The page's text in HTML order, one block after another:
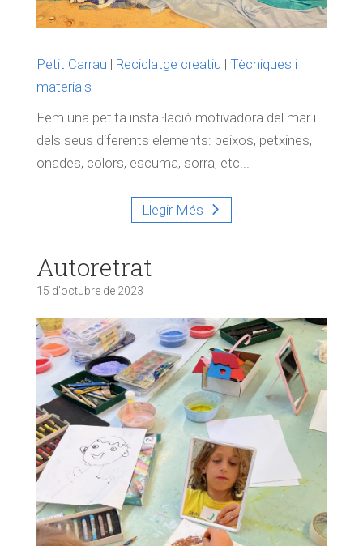
Petit Carrau | Reciclatge creatiu | Tècniques i
materials
Fem una petita instal·lació motivadora del mar i
dels seus diferents elements: peixos, petxines,
onades, colors, escuma, sorra, etc...
Llegir Més
Autoretrat
15 d'octubre de 2023